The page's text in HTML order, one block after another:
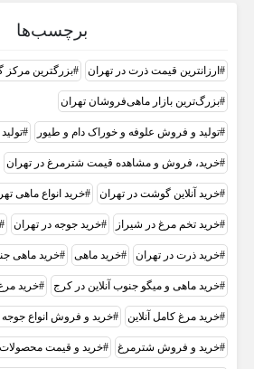
برچسب‌ها
ارزانترین قیمت ذرت در تهران بزرگترین
بزرگ‌ترین بازار ماهی‌فروشان تهران
تولید و فروش علوفه و خوراک دام و طیور
خرید، فروش و مشاهده قیمت شترمرغ در تهران
خرید آنلاین گوشت در تهران خرید انواع ماهی
خرید تخم مرغ در شیراز خرید جوجه در تهران
خرید ذرت در تهران خرید ماهی خرید ماهی
خرید ماهی و میگو جنوب آنلاین در کرج خرید
خرید مرغ کامل آنلاین خرید و فروش انواع
خرید و فروش شترمرغ خرید و قیمت